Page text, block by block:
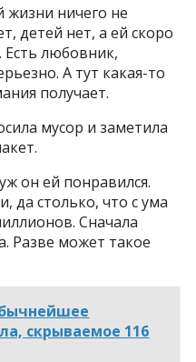
жизни ничего не
детей нет, а ей скоро
любовник,
А тут какая-то
получает.
мусор и заметила
он ей понравился.
да столько, что с ума
Сначала
Разве может такое
скрываемое 116